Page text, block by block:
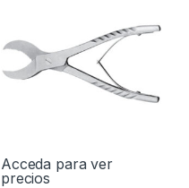
Acceda para ver
precios